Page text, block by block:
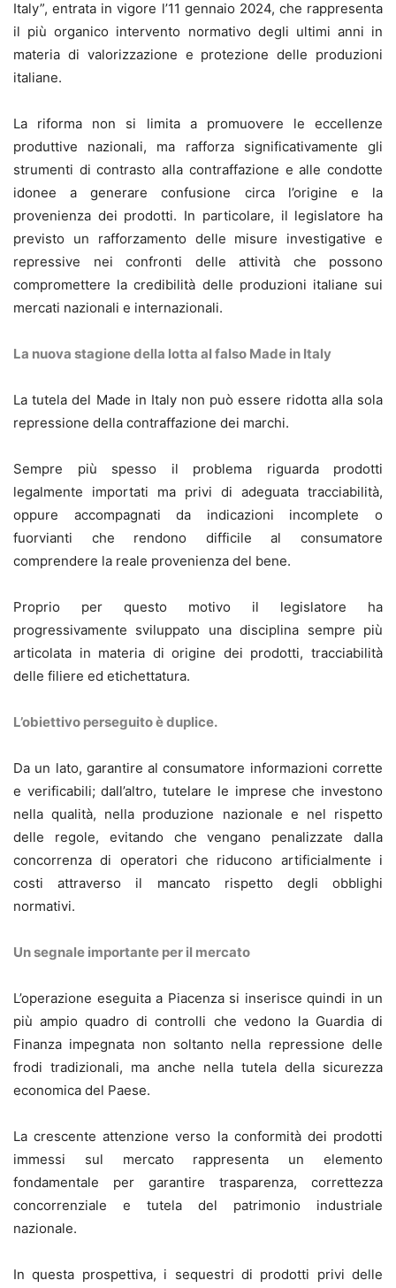
Italy”, entrata in vigore l’11 gennaio 2024, che rappresenta
il più organico intervento normativo degli ultimi anni in
materia di valorizzazione e protezione delle produzioni
italiane.
La riforma non si limita a promuovere le eccellenze
produttive nazionali, ma rafforza significativamente gli
strumenti di contrasto alla contraffazione e alle condotte
idonee a generare confusione circa l’origine e la
provenienza dei prodotti. In particolare, il legislatore ha
previsto un rafforzamento delle misure investigative e
repressive nei confronti delle attività che possono
compromettere la credibilità delle produzioni italiane sui
mercati nazionali e internazionali.
La nuova stagione della lotta al falso Made in Italy
La tutela del Made in Italy non può essere ridotta alla sola
repressione della contraffazione dei marchi.
Sempre più spesso il problema riguarda prodotti
legalmente importati ma privi di adeguata tracciabilità,
oppure accompagnati da indicazioni incomplete o
fuorvianti che rendono difficile al consumatore
comprendere la reale provenienza del bene.
Proprio per questo motivo il legislatore ha
progressivamente sviluppato una disciplina sempre più
articolata in materia di origine dei prodotti, tracciabilità
delle filiere ed etichettatura.
L’obiettivo perseguito è duplice.
Da un lato, garantire al consumatore informazioni corrette
e verificabili; dall’altro, tutelare le imprese che investono
nella qualità, nella produzione nazionale e nel rispetto
delle regole, evitando che vengano penalizzate dalla
concorrenza di operatori che riducono artificialmente i
costi attraverso il mancato rispetto degli obblighi
normativi.
Un segnale importante per il mercato
L’operazione eseguita a Piacenza si inserisce quindi in un
più ampio quadro di controlli che vedono la Guardia di
Finanza impegnata non soltanto nella repressione delle
frodi tradizionali, ma anche nella tutela della sicurezza
economica del Paese.
La crescente attenzione verso la conformità dei prodotti
immessi sul mercato rappresenta un elemento
fondamentale per garantire trasparenza, correttezza
concorrenziale e tutela del patrimonio industriale
nazionale.
In questa prospettiva, i sequestri di prodotti privi delle